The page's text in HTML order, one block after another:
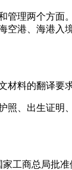
管理两个方面
空港、海港
材料的翻译要
照、出生证明
工商总局批